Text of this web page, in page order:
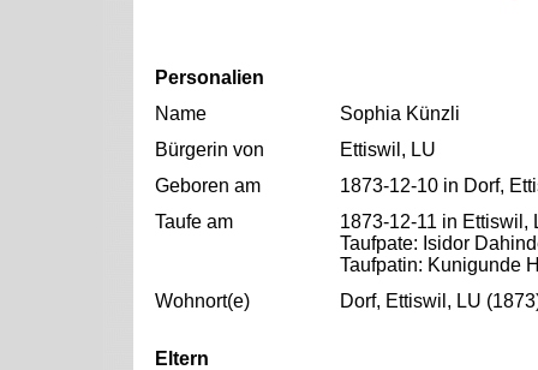
Personalien
Name
Sophia Künzli
Bürgerin von
Ettiswil, LU
Geboren am
1873-12-10 in Dorf,
Taufe am
1873-12-11 in Ettiswil,
Taufpate: Isidor
Taufpatin: Kunigunde
Wohnort(e)
Dorf, Ettiswil, LU
Eltern